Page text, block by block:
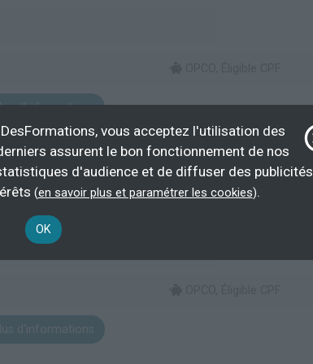
d'informations
MUSIQUES ACTUELLES -
d'informations
vous acceptez l'utilisation des
assurent le bon fonctionnement de nos
d'audience et de diffuser des publicités
(en savoir plus et paramétrer les cookies).
OK